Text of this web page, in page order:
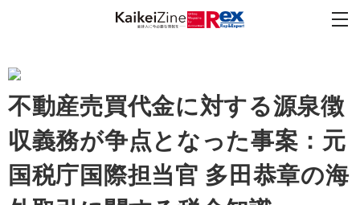
不動産売買代金に対する源泉徴
収義務が争点となった事案：元
国税庁国際担当官 多田恭章の海